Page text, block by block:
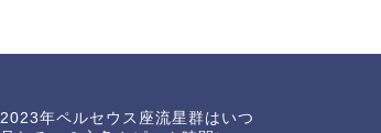
2023年ペルセウス座流星群はいつ